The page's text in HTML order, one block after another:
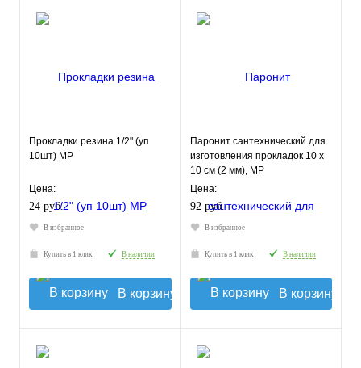
Прокладки резина 1/2" (уп
10шт) МР
Цена:
24 руб.
В избранное
Купить в 1 клик В наличии
В корзину
Паронит сантехнический для
изготовления прокладок 10 х
10 см (2 мм), MP
Цена:
92 руб.
В избранное
Купить в 1 клик В наличии
В корзину